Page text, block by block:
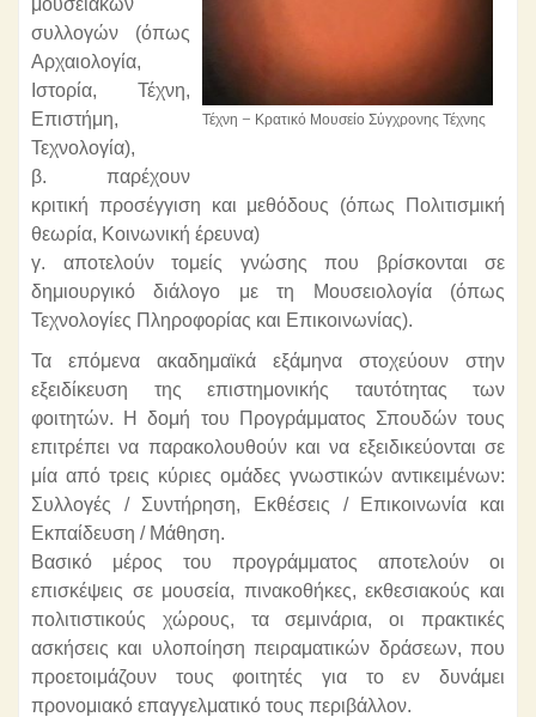
Τέχνη – Κρατικό Μουσείο Σύγχρονης Τέχνης
μουσειακών
συλλογών (όπως
Αρχαιολογία,
Ιστορία, Τέχνη,
Επιστήμη,
Τεχνολογία),
β. παρέχουν
κριτική προσέγγιση και μεθόδους (όπως Πολιτισμική
θεωρία, Κοινωνική έρευνα)
γ. αποτελούν τομείς γνώσης που βρίσκονται σε
δημιουργικό διάλογο με τη Μουσειολογία (όπως
Τεχνολογίες Πληροφορίας και Επικοινωνίας).
Τα επόμενα ακαδημαϊκά εξάμηνα στοχεύουν στην
εξειδίκευση της επιστημονικής ταυτότητας των
φοιτητών. Η δομή του Προγράμματος Σπουδών τους
επιτρέπει να παρακολουθούν και να εξειδικεύονται σε
μία από τρεις κύριες ομάδες γνωστικών αντικειμένων:
Συλλογές / Συντήρηση, Εκθέσεις / Επικοινωνία και
Εκπαίδευση / Μάθηση.
Βασικό μέρος του προγράμματος αποτελούν οι
επισκέψεις σε μουσεία, πινακοθήκες, εκθεσιακούς και
πολιτιστικούς χώρους, τα σεμινάρια, οι πρακτικές
ασκήσεις και υλοποίηση πειραματικών δράσεων, που
προετοιμάζουν τους φοιτητές για το εν δυνάμει
προνομιακό επαγγελματικό τους περιβάλλον.